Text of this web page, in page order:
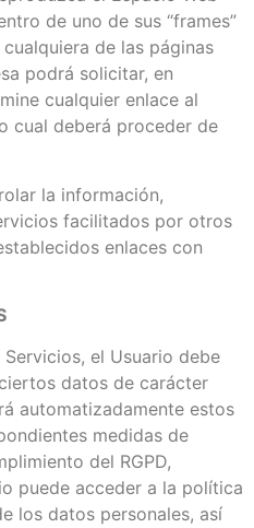
de uno de sus “frames”
de las páginas
podrá solicitar, en
cualquier enlace al
cual deberá proceder de
la información,
facilitados por otros
enlaces con
el Usuario debe
datos de carácter
automatizadamente estos
medidas de
del RGPD,
puede acceder a la política
los datos personales, así